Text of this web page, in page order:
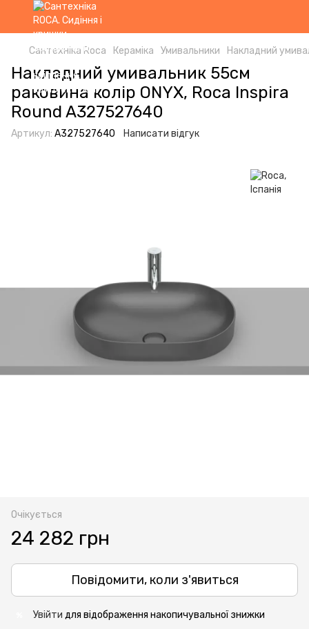
Сантехніка Roca Кераміка Умивальники Накладний
Накладний умивальник 55см
раковина колір ONYX, Roca Inspira
Round A327527640
Артикул: A327527640 Написати відгук
Очікується
24 282 грн
Повідомити, коли з'явиться
Увійти для відображення накопичувальної знижки